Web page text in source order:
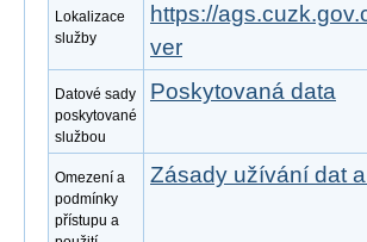
Lokalizace
služby
https://
ver
Datové sady
poskytované
službou
Poskytovaná data
Omezení a
podmínky
přístupu a
Zásady užívání dat